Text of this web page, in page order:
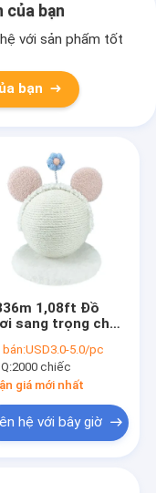
của bạn
với sản phẩm tốt
bạn
1,08ft Đồ
sang trọng cho
cào bóng Dây
dầu đầy EMC
bán:USD3.0-5.0/pc
2000 chiếc
giá mới nhất
hệ với bây giờ